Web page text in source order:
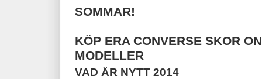
SOMMAR!
KÖP ERA CONVERSE SKOR
MODELLER
VAD ÄR NYTT 2014